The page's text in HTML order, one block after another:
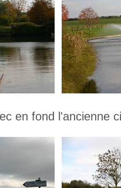
en fond l'ancienne